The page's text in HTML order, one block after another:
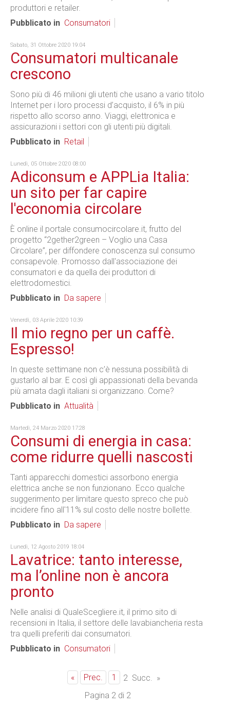
produttori e retailer.
Pubblicato in Consumatori
Sabato, 31 Ottobre 2020 19:04
Consumatori multicanale
crescono
Sono più di 46 milioni gli utenti che usano a vario titolo
Internet per i loro processi d’acquisto, il 6% in più
rispetto allo scorso anno. Viaggi, elettronica e
assicurazioni i settori con gli utenti più digitali.
Pubblicato in Retail
Lunedì, 05 Ottobre 2020 08:00
Adiconsum e APPLia Italia:
un sito per far capire
l'economia circolare
È online il portale consumocircolare.it, frutto del
progetto “2gether2green – Voglio una Casa
Circolare”, per diffondere conoscenza sul consumo
consapevole. Promosso dall'associazione dei
consumatori e da quella dei produttori di
elettrodomestici.
Pubblicato in Da sapere
Venerdì, 03 Aprile 2020 10:39
Il mio regno per un caffè.
Espresso!
In queste settimane non c’è nessuna possibilità di
gustarlo al bar. E così gli appassionati della bevanda
più amata dagli italiani si organizzano. Come?
Pubblicato in Attualità
Martedì, 24 Marzo 2020 17:28
Consumi di energia in casa:
come ridurre quelli nascosti
Tanti apparecchi domestici assorbono energia
elettrica anche se non funzionano. Ecco qualche
suggerimento per limitare questo spreco che può
incidere fino all'11% sul costo delle nostre bollette.
Pubblicato in Da sapere
Lunedì, 12 Agosto 2019 18:04
Lavatrice: tanto interesse,
ma l’online non è ancora
pronto
Nelle analisi di QualeScegliere.it, il primo sito di
recensioni in Italia, il settore delle lavabiancheria resta
tra quelli preferiti dai consumatori.
Pubblicato in Consumatori
« Prec. 1 2 Succ. »
Pagina 2 di 2